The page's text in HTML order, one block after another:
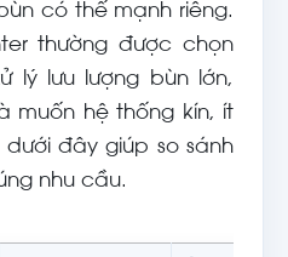
có thế mạnh riêng.
thường được chọn
lý lưu lượng bùn lớn,
muốn hệ thống kín, ít
đây giúp so sánh
nhu cầu.